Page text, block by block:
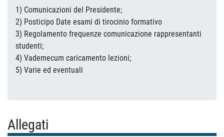
1) Comunicazioni del Presidente;
2) Posticipo Date esami di tirocinio formativo
3) Regolamento frequenze comunicazione rappresentanti
studenti;
4) Vademecum caricamento lezioni;
5) Varie ed eventuali
Allegati